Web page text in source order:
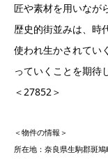
匠や素材を⽤いなが
歴史的街並みは、時
使われ⽣かされてい
っていくことを期待
＜27852＞
＜物件の情報＞
所在地：奈良県⽣駒郡斑